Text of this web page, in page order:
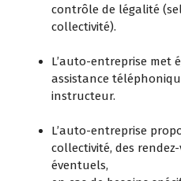
contrôle de légalité
collectivité).
L’auto-entreprise met
assistance
instructeur.
L’auto-entreprise
collectivité, des
éventuels,